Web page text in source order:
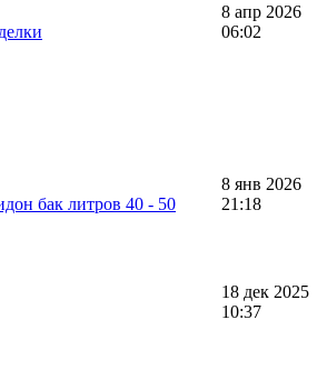
8 апр 2026
06:02
бак литров 40 - 50
8 янв 2026
21:18
18 дек 2025
10:37